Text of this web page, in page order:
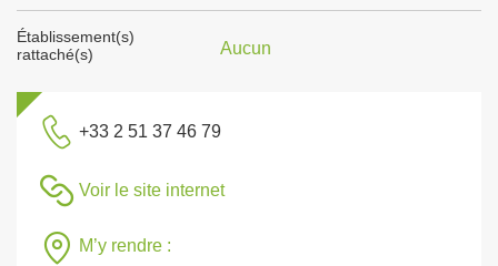
Établissement(s)
rattaché(s)
Aucun
+33 2 51 37 46 79
Voir le site internet
M’y rendre :